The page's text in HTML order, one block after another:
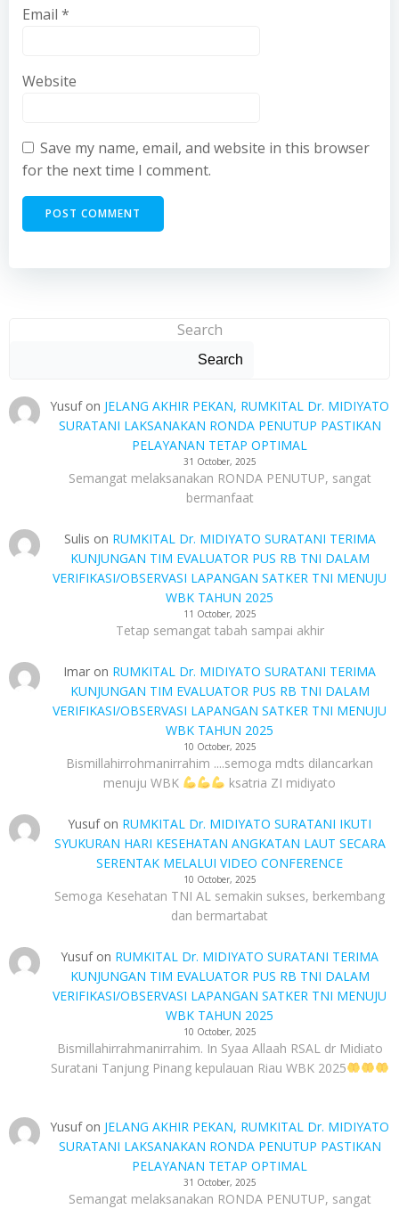
Email *
Website
Save my name, email, and website in this browser
for the next time I comment.
Search
Search
Yusufon JELANG AKHIR PEKAN, RUMKITAL Dr. MIDIYATO
SURATANI LAKSANAKAN RONDA PENUTUP PASTIKAN
PELAYANAN TETAP OPTIMAL
31 October, 2025
Semangat melaksanakan RONDA PENUTUP, sangat
bermanfaat
Sulis on RUMKITAL Dr. MIDIYATO SURATANI TERIMA
KUNJUNGAN TIM EVALUATOR PUS RB TNI DALAM
VERIFIKASI/OBSERVASI LAPANGAN SATKER TNI MENUJU
WBK TAHUN 2025
11 October, 2025
Tetap semangat tabah sampai akhir
Imar on RUMKITAL Dr. MIDIYATO SURATANI TERIMA
KUNJUNGAN TIM EVALUATOR PUS RB TNI DALAM
VERIFIKASI/OBSERVASI LAPANGAN SATKER TNI MENUJU
WBK TAHUN 2025
10 October, 2025
Bismillahirrohmanirrahim ....semoga mdts dilancarkan
menuju WBK
ksatria ZI midiyato
Yusufon RUMKITAL Dr. MIDIYATO SURATANI IKUTI
SYUKURAN HARI KESEHATAN ANGKATAN LAUT SECARA
SERENTAK MELALUI VIDEO CONFERENCE
10 October, 2025
Semoga Kesehatan TNI AL semakin sukses, berkembang
dan bermartabat
Yusufon RUMKITAL Dr. MIDIYATO SURATANI TERIMA
KUNJUNGAN TIM EVALUATOR PUS RB TNI DALAM
VERIFIKASI/OBSERVASI LAPANGAN SATKER TNI MENUJU
WBK TAHUN 2025
10 October, 2025
Bismillahirrahmanirrahim. In Syaa Allaah RSAL dr Midiato
Suratani Tanjung Pinang kepulauan Riau WBK 2025
Yusufon JELANG AKHIR PEKAN, RUMKITAL Dr. MIDIYATO
SURATANI LAKSANAKAN RONDA PENUTUP PASTIKAN
PELAYANAN TETAP OPTIMAL
31 October, 2025
Semangat melaksanakan RONDA PENUTUP, sangat